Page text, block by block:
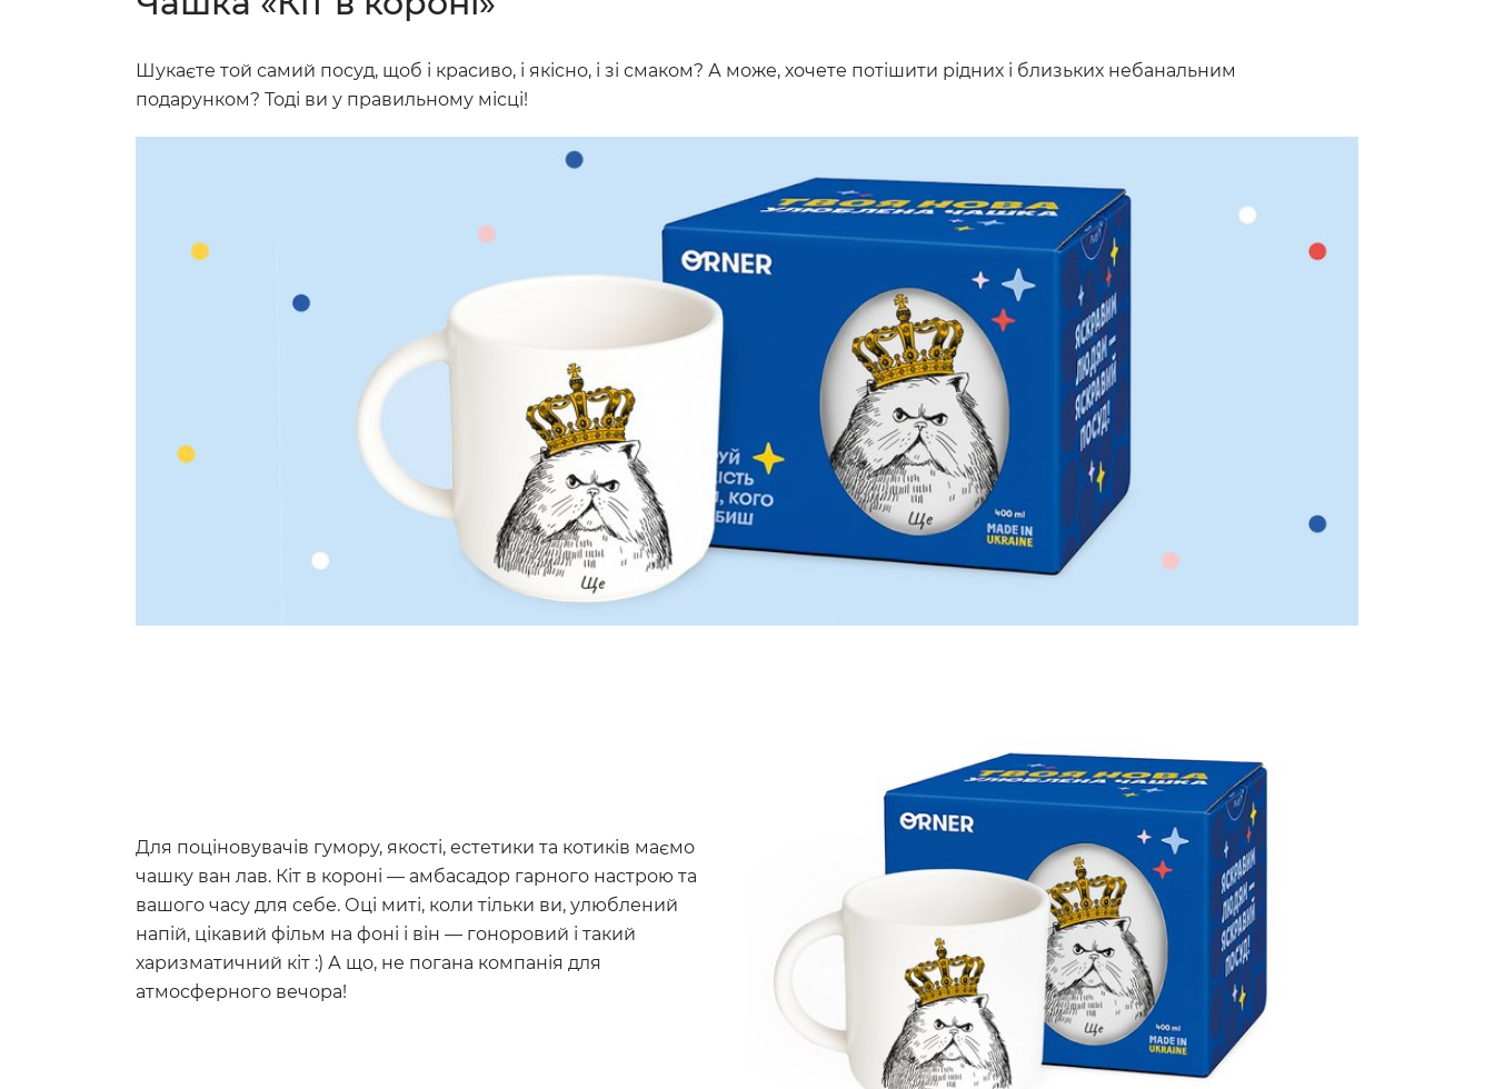
Шукаєте той самий посуд, щоб і красиво, і якісно, і зі смаком? А може, хочете потішити рідних і близьких небанальним
подарунком? Тоді ви у правильному місці!
Для поціновувачів гумору, якості, естетики та котиків маємо
чашку ван лав. Кіт в короні — амбасадор гарного настрою та
вашого часу для себе. Оці миті, коли тільки ви, улюблений
напій, цікавий фільм на фоні і він — гоноровий і такий
харизматичний кіт :) А що, не погана компанія для
атмосферного вечора!